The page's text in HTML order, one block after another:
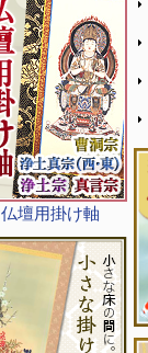
仏壇用掛け軸